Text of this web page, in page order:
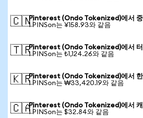
🇨🇳Pinterest (Ondo Tokenized)에서 중
1 PINSon는 ¥158.93와 같음
🇹🇷Pinterest (Ondo Tokenized)에서 터
1 PINSon는 ₺1,124.26와 같음
🇰🇷Pinterest (Ondo Tokenized)에서 한
1 PINSon는 ₩33,420.19와 같음
🇨🇦Pinterest (Ondo Tokenized)에서 캐
1 PINSon는 $32.84와 같음